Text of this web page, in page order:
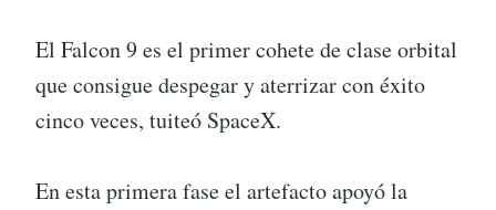
El Falcon 9 es el primer cohete de clase orbital
que consigue despegar y aterrizar con éxito
cinco veces, tuiteó SpaceX.
En esta primera fase el artefacto apoyó la